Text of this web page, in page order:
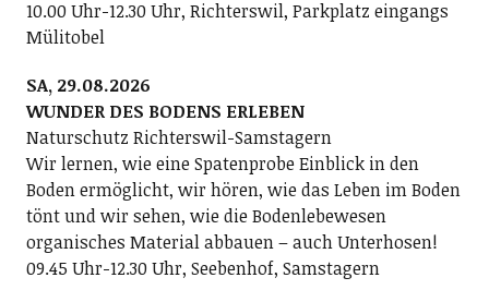
10.00 Uhr-12.30 Uhr, Richterswil, Parkplatz eingangs
Mülitobel
SA, 29.08.2026
WUNDER DES BODENS ERLEBEN
Naturschutz Richterswil-Samstagern
Wir lernen, wie eine Spatenprobe Einblick in den
Boden ermöglicht, wir hören, wie das Leben im Boden
tönt und wir sehen, wie die Bodenlebewesen
organisches Material abbauen – auch Unterhosen!
09.45 Uhr-12.30 Uhr, Seebenhof, Samstagern